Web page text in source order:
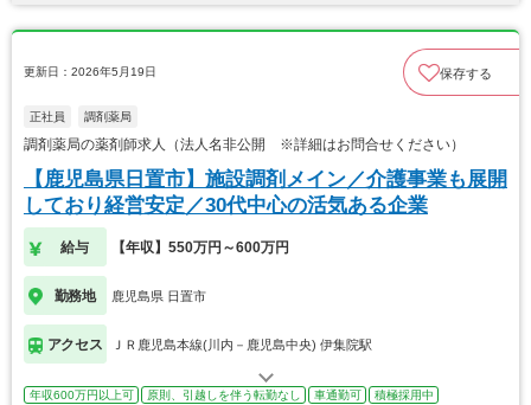
更新日：2026年5月19日 保存する
正社員 調剤薬局
調剤薬局の薬剤師求人（法人名非公開 ※詳細はお問合せください）
【鹿児島県日置市】施設調剤メイン／介護事業も展開
しており経営安定／30代中心の活気ある企業
給与 【年収】550万円～600万円
勤務地 鹿児島県 日置市
アクセス ＪＲ鹿児島本線(川内－鹿児島中央) 伊集院駅
年収600万円以上可 原則、引越しを伴う転勤なし 車通勤可 積極採用中